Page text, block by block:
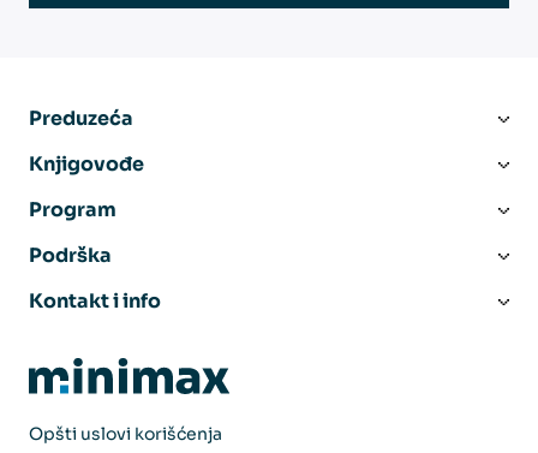
Preduzeća
Knjigovođe
Program
Podrška
Kontakt i info
Opšti uslovi korišćenja